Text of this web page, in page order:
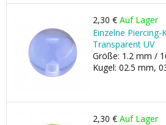
2,30 € Auf Lager
Einzelne Piercing-
Transparent UV
Größe: 1.2 mm /
Kugel: 02.5 mm,
2,30 € Auf Lager